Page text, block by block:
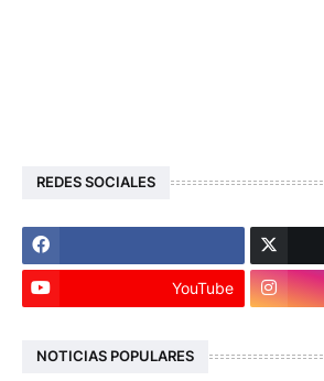
REDES SOCIALES
YouTube
NOTICIAS POPULARES